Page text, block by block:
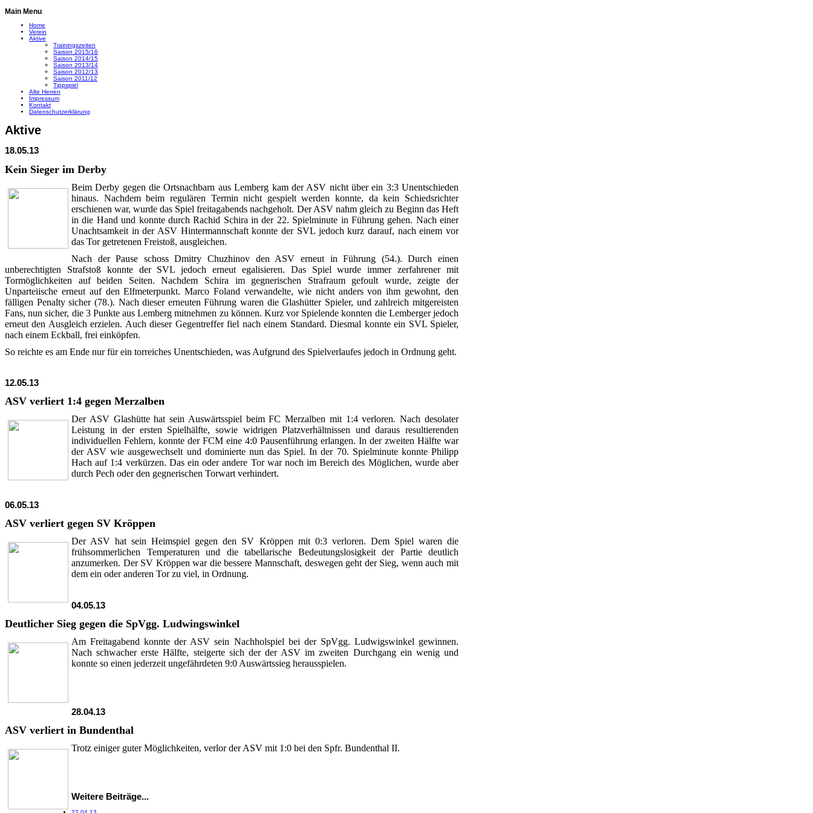
Main Menu
Home
Verein
Aktive
Trainingszeiten
Saison 2015/16
Saison 2014/15
Saison 2013/14
Saison 2012/13
Saison 2011/12
Tippspiel
Alte Herren
Impressum
Kontakt
Datenschutzerklärung
Aktive
18.05.13
Kein Sieger im Derby
Beim Derby gegen die Ortsnachbarn aus Lemberg kam der ASV nicht über ein 3:3 Unentschieden
hinaus. Nachdem beim regulären Termin nicht gespielt werden konnte, da kein Schiedsrichter
erschienen war, wurde das Spiel freitagabends nachgeholt. Der ASV nahm gleich zu Beginn das Heft
in die Hand und konnte durch Rachid Schira in der 22. Spielminute in Führung gehen. Nach einer
Unachtsamkeit in der ASV Hintermannschaft konnte der SVL jedoch kurz darauf, nach einem vor
das Tor getretenen Freistoß, ausgleichen.
Nach der Pause schoss Dmitry Chuzhinov den ASV erneut in Führung (54.). Durch einen
unberechtigten Strafstoß konnte der SVL jedoch erneut egalisieren. Das Spiel wurde immer zerfahrener mit
Tormöglichkeiten auf beiden Seiten. Nachdem Schira im gegnerischen Strafraum gefoult wurde, zeigte der
Unparteiische erneut auf den Elfmeterpunkt. Marco Foland verwandelte, wie nicht anders von ihm gewohnt, den
fälligen Penalty sicher (78.). Nach dieser erneuten Führung waren die Glashütter Spieler, und zahlreich mitgereisten
Fans, nun sicher, die 3 Punkte aus Lemberg mitnehmen zu können. Kurz vor Spielende konnten die Lemberger jedoch
erneut den Ausgleich erzielen. Auch dieser Gegentreffer fiel nach einem Standard. Diesmal konnte ein SVL Spieler,
nach einem Eckball, frei einköpfen.
So reichte es am Ende nur für ein torreiches Unentschieden, was Aufgrund des Spielverlaufes jedoch in Ordnung geht.
12.05.13
ASV verliert 1:4 gegen Merzalben
Der ASV Glashütte hat sein Auswärtsspiel beim FC Merzalben mit 1:4 verloren. Nach desolater
Leistung in der ersten Spielhälfte, sowie widrigen Platzverhältnissen und daraus resultierenden
individuellen Fehlern, konnte der FCM eine 4:0 Pausenführung erlangen. In der zweiten Hälfte war
der ASV wie ausgewechselt und dominierte nun das Spiel. In der 70. Spielminute konnte Philipp
Hach auf 1:4 verkürzen. Das ein oder andere Tor war noch im Bereich des Möglichen, wurde aber
durch Pech oder den gegnerischen Torwart verhindert.
06.05.13
ASV verliert gegen SV Kröppen
Der ASV hat sein Heimspiel gegen den SV Kröppen mit 0:3 verloren. Dem Spiel waren die
frühsommerlichen Temperaturen und die tabellarische Bedeutungslosigkeit der Partie deutlich
anzumerken. Der SV Kröppen war die bessere Mannschaft, deswegen geht der Sieg, wenn auch mit
dem ein oder anderen Tor zu viel, in Ordnung.
04.05.13
Deutlicher Sieg gegen die SpVgg. Ludwingswinkel
Am Freitagabend konnte der ASV sein Nachholspiel bei der SpVgg. Ludwigswinkel gewinnen.
Nach schwacher erste Hälfte, steigerte sich der der ASV im zweiten Durchgang ein wenig und
konnte so einen jederzeit ungefährdeten 9:0 Auswärtssieg herausspielen.
28.04.13
ASV verliert in Bundenthal
Trotz einiger guter Möglichkeiten, verlor der ASV mit 1:0 bei den Spfr. Bundenthal II.
Weitere Beiträge...